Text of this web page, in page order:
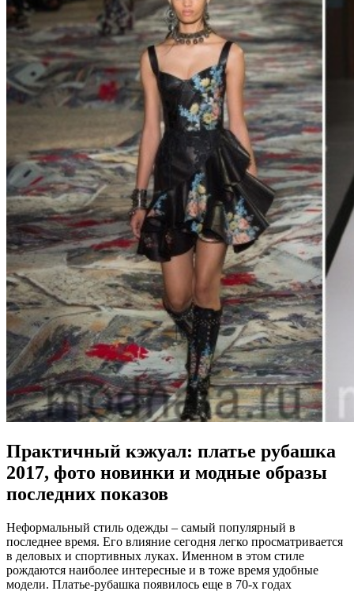
Практичный кэжуал: платье рубашка
2017, фото новинки и модные образы
последних показов
Неформальный стиль одежды – самый популярный в
последнее время. Его влияние сегодня легко просматривается
в деловых и спортивных луках. Именном в этом стиле
рождаются наиболее интересные и в тоже время удобные
модели. Платье-рубашка появилось еще в 70-х годах